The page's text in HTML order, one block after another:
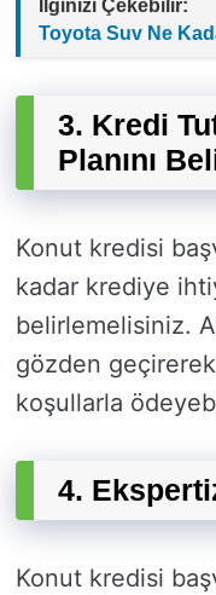
İlginizi Çekebilir:
Toyota Suv Ne
3. Kredi
Planını
Konut kredisi
kadar krediye
belirlemelisiniz.
gözden
koşullarla
4.
Konut kredisi